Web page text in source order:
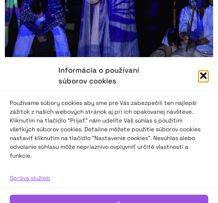
Informácia o používaní
súborov cookies
Používame súbory cookies aby sme pre Vás zabezpečili ten najlepší
zážitok z našich webových stránok aj pri ich opakovanej návšteve.
Kliknutím na tlačidlo “Prijať” nám udelíte Váš súhlas s použitím
všetkých súborov cookies. Detailne môžete použitie súborov cookies
nastaviť kliknutím na tlačidlo "Nastavenie cookies". Nesúhlas alebo
odvolanie súhlasu môže nepriaznivo ovplyvniť určité vlastnosti a
funkcie.
Správa služieb
Objavenie Atlantídy
„Festival neprofesionálneho činoherného, bábkového,
hudobného a pohybového divadla dospelých a mládežníckych
2023 sa svojou umeleckou úrovňou dotkol bájnej Atlantídy,
teda miesta, ktoré je túžobne očakávanou inscenačnou
hodnotou. Všetkých deväť divadelných kolektívov z rôznych